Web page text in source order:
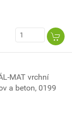
MAT vrchní
a beton, 0199